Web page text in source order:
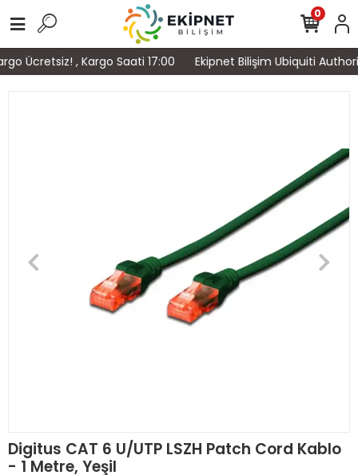
Ücretsiz! , Kargo Saati 17:00 Ekipnet Bilişim Ubiquiti
0
Digitus CAT 6 U/UTP LSZH Patch Cord Kablo
- 1 Metre, Yeşil